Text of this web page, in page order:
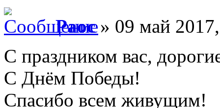
Раос» 09 май
С праздником вас,
С Днём Победы!
Спасибо всем живущим!